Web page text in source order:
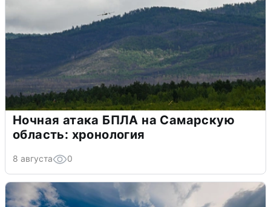
Ночная атака БПЛА на Самарскую
область: хронология
8 августа 0